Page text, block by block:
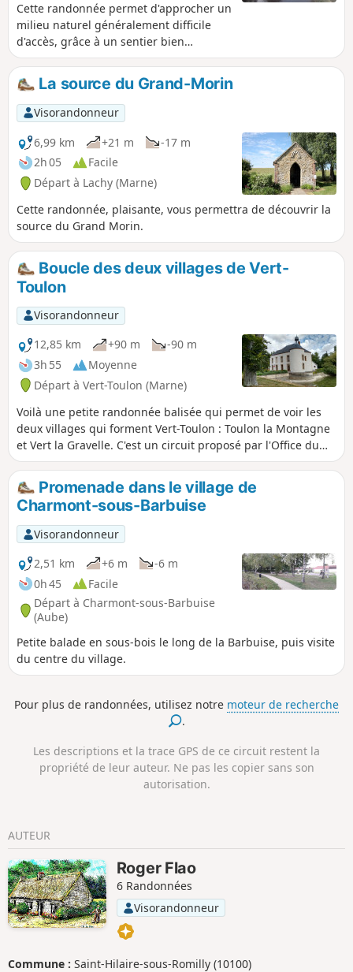
Cette randonnée permet d'approcher un
milieu naturel généralement difficile
d'accès, grâce à un sentier bien
entretenu entre prairies humides et à
quelques beaux points de vue. Une
randonnée "nature" où l'ancienne
Abbaye de Saint-Gond vient apporter
une touche de patrimoine.
La source du Grand-Morin
Visorandonneur
6,99 km
+21 m
-17 m
2h 05
Facile
Départ à Lachy (Marne)
Cette randonnée, plaisante, vous permettra de découvrir la
source du Grand Morin.
Boucle des deux villages de Vert-
Toulon
Visorandonneur
12,85 km
+90 m
-90 m
3h 55
Moyenne
Départ à Vert-Toulon (Marne)
Voilà une petite randonnée balisée qui permet de voir les
deux villages qui forment Vert-Toulon : Toulon la Montagne
et Vert la Gravelle. C'est un circuit proposé par l'Office du
Tourisme Épernay Pays du Champagne. Le parcours est très
varié : marais, vignes, champs et bois. Passage à côté du
Château privé de la Gravelle et de puits de pétrole. Très
belle aire de pique-nique au point de vue de Toulon-la-
Montagne, d'où on peut apercevoir sept clochers.
Promenade dans le village de
Charmont-sous-Barbuise
Visorandonneur
2,51 km
+6 m
-6 m
0h 45
Facile
Départ à Charmont-sous-Barbuise
(Aube)
Petite balade en sous-bois le long de la Barbuise, puis visite
du centre du village.
Pour plus de randonnées, utilisez notre moteur de recherche
.
Les descriptions et la trace GPS de ce circuit restent la
propriété de leur auteur. Ne pas les copier sans son
autorisation.
AUTEUR
Roger Flao
6 Randonnées
Visorandonneur
Commune : Saint-Hilaire-sous-Romilly (10100)